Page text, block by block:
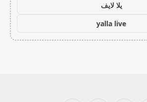
يلا لايف
yalla live